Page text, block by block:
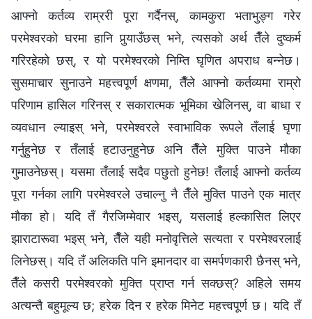
आफ्‍नो कर्तव्य राम्ररी पूरा गर्दैनस्, कामकुरा भताभुङ्ग गरेर
परमेश्‍वरको घरमा हानि पुर्‍याउँछस् भने, त्यसको अर्थ तैँले दुष्कर्म
गरिरहेको छस्, र यो परमेश्‍वरको निम्ति घृणित अपराध बन्‍नेछ।
सुसमाचार सुनाउने महत्त्वपूर्ण क्षणमा, तैँले आफ्‍नो कर्तव्यमा राम्रो
परिणाम हासिल गरिनस् र सकारात्मक भूमिका खेलिनस्, वा बाधा र
व्यवधान ल्याइस् भने, परमेश्‍वरले स्वाभाविक रूपले तँलाई घृणा
गर्नुहुनेछ र तँलाई हटाउनुहुनेछ अनि तैँले मुक्ति पाउने मौका
गुमाउनेछस्। यसमा तँलाई सदैव पछुतो हुनेछ! तँलाई आफ्‍नो कर्तव्य
पूरा गर्नका लागि परमेश्‍वरले उचाल्‍नु नै तैँले मुक्ति पाउने एक मात्र
मौका हो। यदि तँ गैरजिम्‍मेवार भइस्, यसलाई हल्कासित लिएर
झाराटारूवा भइस् भने, तैँले यही मनोवृत्तिले सत्यता र परमेश्‍वरलाई
लिनेछस्। यदि तँ अलिकति पनि इमानदार वा समर्पणकारी छैनस् भने,
तैँले कसरी परमेश्‍वरको मुक्ति प्राप्त गर्न सक्छस्? अहिले समय
अत्यन्तै बहुमूल्‍य छ; हरेक दिन र हरेक मिनेट महत्त्वपूर्ण छ। यदि तँ